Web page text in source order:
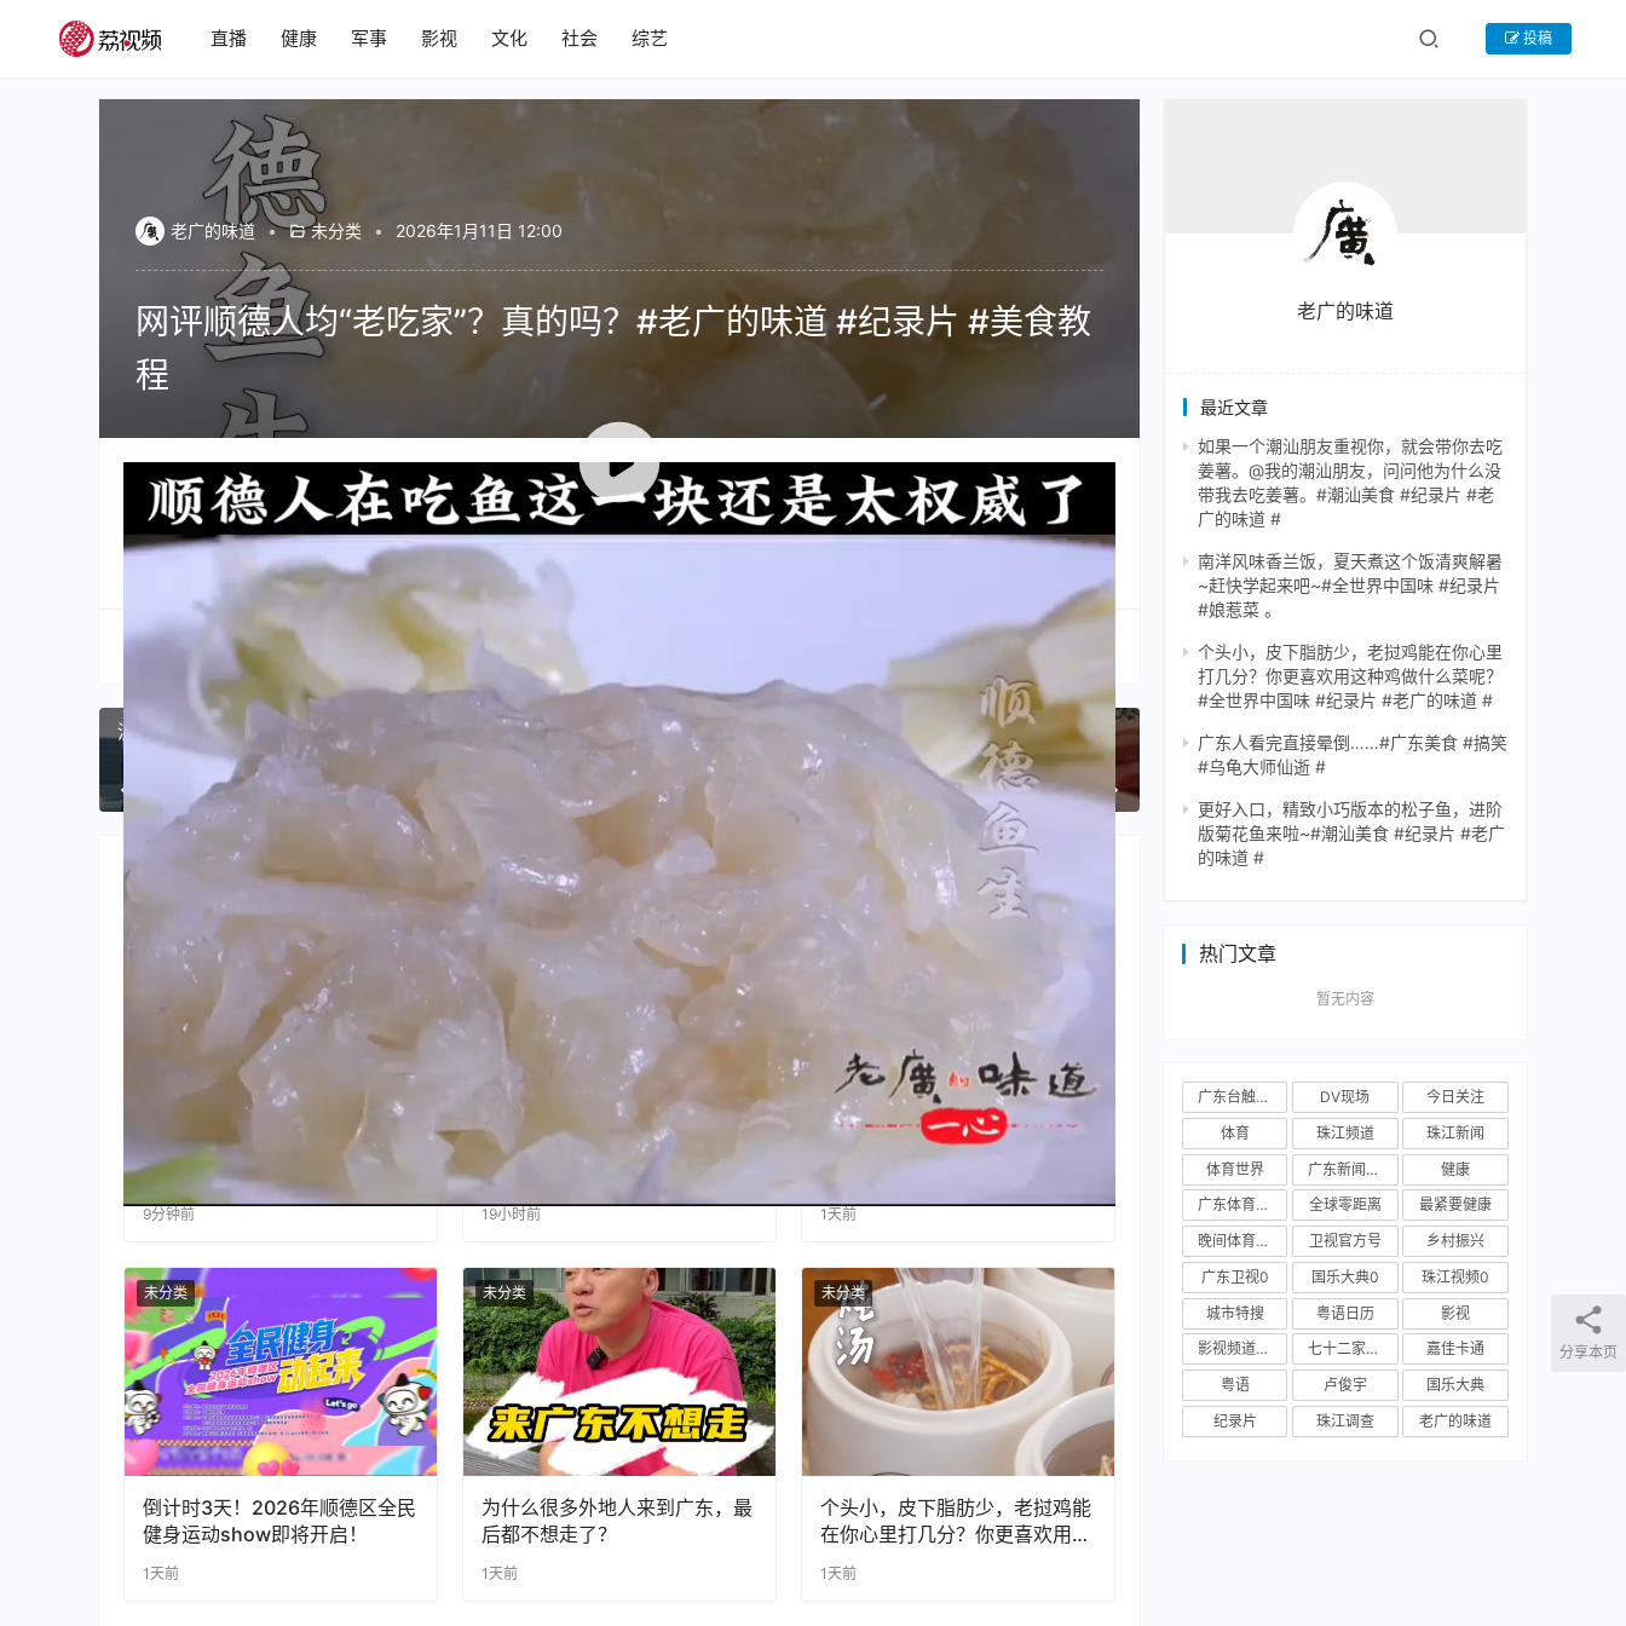
直播 健康 军事 影视 文化 社会 综艺 投稿
老广的味道 • 未分类 • 2026年1月11日 12:00
网评顺德人均“老吃家”？真的吗？#老广的味道 #纪录片 #美食教
程
00:00 / 01:09
分享到: 生成海报 0
流感恢复期勿大意 注意这些事项有助迅速康复
第一个将海石花做成果冻的人简直是天才！#老广的味道 #
纪录片 #美食教程
下一篇
2026年1月11日 14:00
如果一个潮汕朋友重视你，就会
带你去吃姜薯。@我的潮汕朋
友，问问他为什么没带我去吃姜
薯。#潮汕美食 #纪录片 #老广
9分钟前
倒计时2天！顺德全民健身
Show！北滘龙江联动燃爆全城
19小时前
未分类
南洋风味香兰饭，夏天煮这个饭
界中国味 #纪录片 #娘惹菜 。
1天前
未分类
倒计时3天！2026年顺德区全民
健身运动show即将开启！
1天前
未分类
为什么很多外地人来到广东，最
后都不想走了？
1天前
未分类
个头小，皮下脂肪少，老挝鸡能
在你心里打几分？你更喜欢用这
种鸡做什么菜呢？#全世界中国
味 #纪录片 #老广的味道 #
1天前
老广的味道
最近文章
如果一个潮汕朋友重视你，就会带你去吃
姜薯。@我的潮汕朋友，问问他为什么没
带我去吃姜薯。#潮汕美食 #纪录片 #老
广的味道 #
南洋风味香兰饭，夏天煮这个饭清爽解暑
~赶快学起来吧~#全世界中国味 #纪录片
#娘惹菜 。
个头小，皮下脂肪少，老挝鸡能在你心里
打几分？你更喜欢用这种鸡做什么菜呢？
#全世界中国味 #纪录片 #老广的味道 #
广东人看完直接晕倒……#广东美食 #搞笑
#乌龟大师仙逝 #
更好入口，精致小巧版本的松子鱼，进阶
版菊花鱼来啦~#潮汕美食 #纪录片 #老广
的味道 #
热门文章
暂无内容
广东台触电新闻 DV现场
今日关注
体育
珠江频道
珠江新闻
体育世界
广东新闻频道
健康
广东体育频道
全球零距离
最紧要健康
晚间体育新闻
卫视官方号
乡村振兴
广东卫视0
国乐大典0
珠江视频0
城市特搜
粤语日历
影视
影视频道新媒体
七十二家房客
嘉佳卡通
粤语
卢俊宇
国乐大典
纪录片
珠江调查 老广的味道
分享本页